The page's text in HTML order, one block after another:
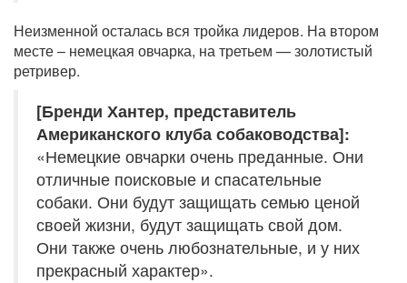
Неизменной осталась вся тройка лидеров. На втором
месте – немецкая овчарка, на третьем — золотистый
ретривер.
[Бренди Хантер, представитель
Американского клуба собаководства]:
«Немецкие овчарки очень преданные. Они
отличные поисковые и спасательные
собаки. Они будут защищать семью ценой
своей жизни, будут защищать свой дом.
Они также очень любознательные, и у них
прекрасный характер».